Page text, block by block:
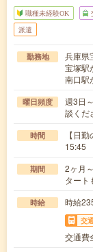
職種未経験OK
派遣
勤務地
兵庫県
宝塚駅
南口駅
曜日頻度
週3日
談くだ
時間
【日
15:45
期間
2ヶ月
タート
時給 時給
交
交通費